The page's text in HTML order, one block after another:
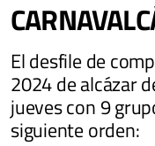
El desfile de
2024 de alcázar
jueves con 9
siguiente orden: